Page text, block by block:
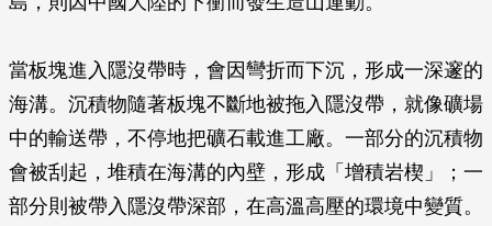
當板塊進入隱沒帶時，會因彎折而下沉，形成一深邃的
海溝。沉積物隨著板塊不斷地被拖入隱沒帶，就像礦場
中的輸送帶，不停地把礦石載進工廠。一部分的沉積物
會被刮起，堆積在海溝的內壁，形成「增積岩楔」；一
部分則被帶入隱沒帶深部，在高溫高壓的環境中變質。